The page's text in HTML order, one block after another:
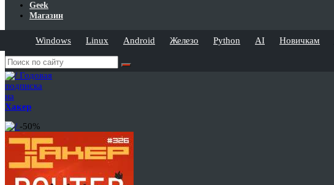
Geek
Магазин
Windows Linux Android Железо Python AI Новичкам
Годовая
подписка
на
Хакер
-50%